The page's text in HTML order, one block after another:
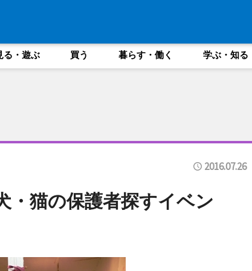
る・遊ぶ 買う 暮らす・働く 学ぶ・知る
2016.07.26
・猫の保護者探すイベン